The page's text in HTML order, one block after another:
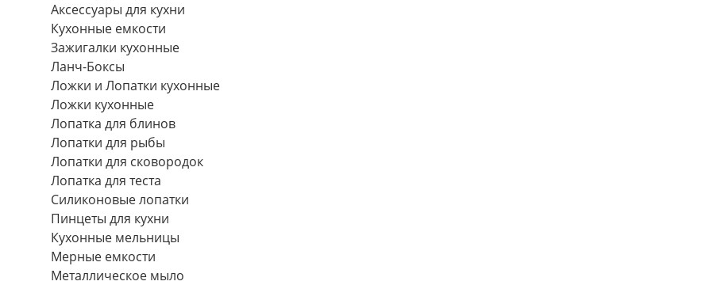
Аксессуары для кухни
Кухонные емкости
Зажигалки кухонные
Ланч-Боксы
Ложки и Лопатки кухонные
Ложки кухонные
Лопатка для блинов
Лопатки для рыбы
Лопатки для сковородок
Лопатка для теста
Силиконовые лопатки
Пинцеты для кухни
Кухонные мельницы
Мерные емкости
Металлическое мыло